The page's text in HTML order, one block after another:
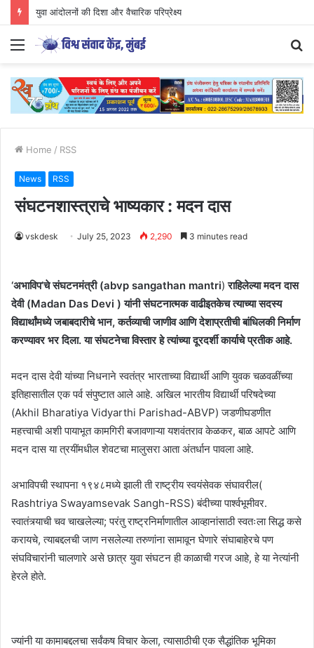
युवा आंदोलनों की दिशा और वैचारिक परिप्रेक्ष्य
Menu
Home / RSS
News RSS
संघटनशास्त्राचे भाष्यकार : मदन दास
vskdesk July 25, 2023 2,290 3 minutes read
‘अभाविप’चे संघटनमंत्री (abvp sangathan mantri) राहिलेल्या मदन दास
देवी (Madan Das Devi ) यांनी संघटनात्मक वाढीइतकेच त्याच्या सदस्य
विद्यार्थांमध्ये जबाबदारीचे भान, कर्तव्याची जाणीव आणि देशाप्रतीची बांधिलकी निर्माण
करण्यावर भर दिला. या संघटनेचा विस्तार हे त्यांच्या दूरदर्शी कार्याचे प्रतीक आहे.
मदन दास देवी यांच्या निधनाने स्वतंत्र भारताच्या विद्यार्थी आणि युवक चळवळींच्या
इतिहासातील एक पर्व संपुष्टात आले आहे. अखिल भारतीय विद्यार्थी परिषदेच्या
(Akhil Bharatiya Vidyarthi Parishad-ABVP) जडणीघडणीत
महत्त्वाची अशी पायाभूत कामगिरी बजावणाऱ्या यशवंतराव केळकर, बाळ आपटे आणि
मदन दास या त्रयींमधील शेवटचा मालुसरा आता अंतर्धान पावला आहे.
अभाविपची स्थापना १९४८मध्ये झाली ती राष्ट्रीय स्वयंसेवक संघावरील(
Rashtriya Swayamsevak Sangh-RSS) बंदीच्या पार्श्वभूमीवर.
स्वातंत्र्याची चव चाखलेल्या; परंतु राष्ट्रनिर्माणातील आव्हानांसाठी स्वतःला सिद्ध कसे
करायचे, त्याबद्दलची जाण नसलेल्या तरुणांना सामावून घेणारे संघाबाहेरचे पण
संघविचारांनी चालणारे असे छात्र युवा संघटन ही काळाची गरज आहे, हे या नेत्यांनी
हेरले होते.
ज्यांनी या कामाबद्दलचा सर्वंकष विचार केला, त्यासाठीची एक सैद्धांतिक भूमिका